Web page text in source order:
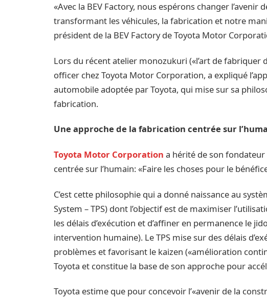
«Avec la BEV Factory, nous espérons changer l’avenir
transformant les véhicules, la fabrication et notre
président de la BEV Factory de Toyota Motor
Lors du récent atelier monozukuri («l’art de fabriquer
officer chez Toyota Motor Corporation, a expliqué
automobile adoptée par Toyota, qui mise sur sa
fabrication.
Une approche de la fabrication centrée sur
Toyota Motor Corporation a hérité de son
centrée sur l’humain: «Faire les choses pour le
C’est cette philosophie qui a donné naissance au
System – TPS) dont l’objectif est de maximiser
les délais d’exécution et d’affiner en permanence le
intervention humaine). Le TPS mise sur des délais
problèmes et favorisant le kaizen («amélioration
Toyota et constitue la base de son approche pour
Toyota estime que pour concevoir l’«avenir de la